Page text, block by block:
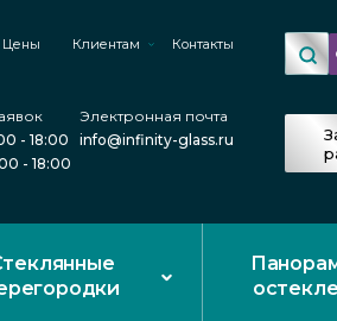
Цены Клиентам Контакты
- 18:00
- 18:00
Электронная почта
info@infinity-glass.ru